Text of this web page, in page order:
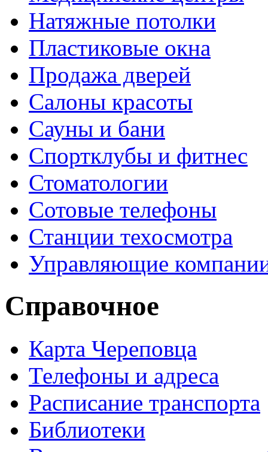
Натяжные потолки
Пластиковые окна
Продажа дверей
Салоны красоты
Сауны и бани
Спортклубы и фитнес
Стоматологии
Сотовые телефоны
Станции техосмотра
Управляющие
Справочное
Карта Череповца
Телефоны и адреса
Расписание транспорта
Библиотеки